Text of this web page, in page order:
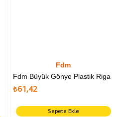
Fdm
Fdm Büyük Gönye Plastik Riga
₺61,42
Sepete Ekle